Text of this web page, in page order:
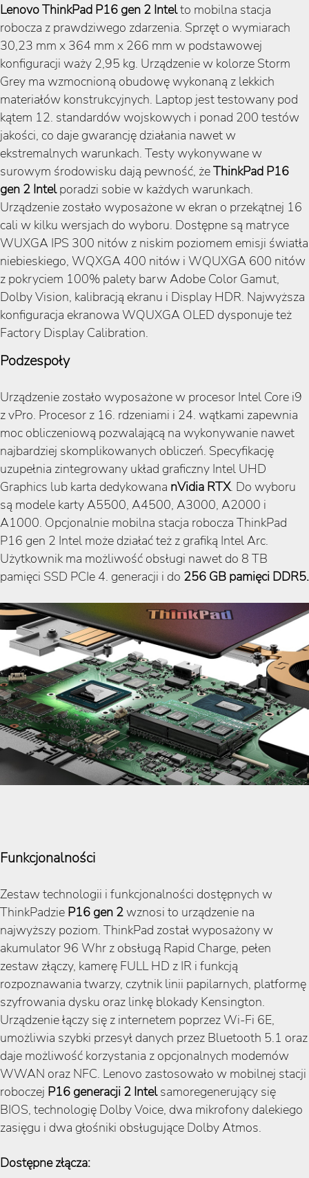
Lenovo ThinkPad P16 gen 2 Intelto mobilna stacja
robocza z prawdziwego zdarzenia. Sprzęt o wymiarach
30,23 mm x 364 mm x 266 mm w podstawowej
konfiguracji waży 2,95 kg. Urządzenie w kolorze Storm
Grey ma wzmocnioną obudowę wykonaną z lekkich
materiałów konstrukcyjnych. Laptop jest testowany pod
kątem 12. standardów wojskowych i ponad 200 testów
jakości, co daje gwarancję działania nawet w
ekstremalnych warunkach. Testy wykonywane w
surowym środowisku dają pewność, żeThinkPad P16
gen 2 Intelporadzi sobie w każdych warunkach.
Urządzenie zostało wyposażone w ekran o przekątnej 16
cali w kilku wersjach do wyboru. Dostępne są matryce
WUXGA IPS 300 nitów z niskim poziomem emisji światła
niebieskiego, WQXGA 400 nitów i WQUXGA 600 nitów
z pokryciem 100% palety barw Adobe Color Gamut,
Dolby Vision, kalibracją ekranu i Display HDR. Najwyższa
konfiguracja ekranowa WQUXGA OLED dysponuje też
Factory Display Calibration.
Podzespoły
Urządzenie zostało wyposażone w procesor Intel Core i9
z vPro. Procesor z 16. rdzeniami i 24. wątkami zapewnia
moc obliczeniową pozwalającą na wykonywanie nawet
najbardziej skomplikowanych obliczeń. Specyfikację
uzupełnia zintegrowany układ graficzny Intel UHD
Graphics lub karta dedykowana nVidia RTX. Do wyboru
są modele karty A5500, A4500, A3000, A2000 i
A1000. Opcjonalnie mobilna stacja robocza ThinkPad
P16 gen 2 Intel może działać też z grafiką Intel Arc.
Użytkownik ma możliwość obsługi nawet do 8 TB
pamięci SSD PCIe 4. generacji i do 256 GB pamięci DDR5.
Funkcjonalności
Zestaw technologii i funkcjonalności dostępnych w
ThinkPadzie P16 gen 2wznosi to urządzenie na
najwyższy poziom. ThinkPad został wyposażony w
akumulator 96 Whr z obsługą Rapid Charge, pełen
zestaw złączy, kamerę FULL HD z IR i funkcją
rozpoznawania twarzy, czytnik linii papilarnych, platformę
szyfrowania dysku oraz linkę blokady Kensington.
Urządzenie łączy się z internetem poprzez Wi-Fi 6E,
umożliwia szybki przesył danych przez Bluetooth 5.1 oraz
daje możliwość korzystania z opcjonalnych modemów
WWAN oraz NFC. Lenovo zastosowało w mobilnej stacji
roboczej P16 generacji 2 Intelsamoregenerujący się
BIOS, technologię Dolby Voice, dwa mikrofony dalekiego
zasięgu i dwa głośniki obsługujące Dolby Atmos.
Dostępne złącza: